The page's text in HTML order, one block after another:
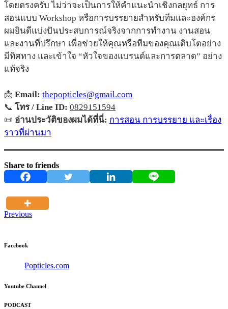
โดยตรงครับ ไม่ว่าจะเป็นการให้คำแนะนำเชิงกลยุทธ์ การ
สอนแบบ Workshop หรือการบรรยายสำหรับทีมและองค์กร
ผมยินดีแบ่งปันประสบการณ์จริงจากการทำงาน งานสอน
และงานที่ปรึกษา เพื่อช่วยให้คุณหรือทีมของคุณเติบโตอย่าง
มีทิศทาง และเข้าใจ “หัวใจของแบรนด์และการตลาด” อย่าง
แท้จริง
📩 Email: thepopticles@gmail.com
📞 โทร / Line ID: 0829151594
📜 อ่านประวัติของผมได้ที่นี่: การสอน การบรรยาย และเรื่อง
ราวที่ผ่านมา
Share to friends
Previous
Facebook
Popticles.com
Youtube Channel
PODCAST